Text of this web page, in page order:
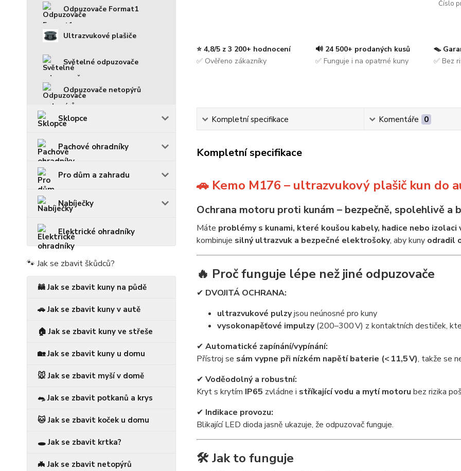
Odpuzovače Format1
Ultrazvukové plašiče
Světelné odpuzovače
Odpuzovače netopýrů
Sklopce
Pachové ohradníky
Pro dům a zahradu
Nabíječky
Elektrické ohradníky
🐾 Jak se zbavit škůdců?
🦝 Jak se zbavit kuny na půdě
🚗 Jak se zbavit kuny v autě
🏠 Jak se zbavit kuny ve střeše
🏡 Jak se zbavit kuny u domu
🐭 Jak se zbavit myší v domě
🐀 Jak se zbavit potkanů a krys
🐱 Jak se zbavit koček u domu
🕳️ Jak se zbavit krtka?
🦇 Jak se zbavit netopýrů
Číslo
⭐ 4,8/5 z 3 200+ hodnocení
✅ Ověřeno zákazníky
🔊 24 500+ prodaných kusů
✅ Funguje i na opatrné kuny
🪤
✅ Bez
Kompletní specifikace Komentáře 0
Kompletní specifikace
🚗 Kemo M176 – ultrazvukový plašič kun do
Ochrana motoru proti kunám – bezpečně, spolehlivě a
Máte problémy s kunami, které koušou kabely, hadice nebo
kombinuje silný ultrazvuk a bezpečné elektrošoky, aby kuny odradil
🔥 Proč funguje lépe než jiné odpuzovače
✔ DVOJITÁ OCHRANA:
ultrazvukové pulzyjsou neúnosné pro kuny
vysokonapěťové impulzy(200–300 V) z kontaktních destiček,
✔ Automatické zapínání/vypínání:
Přístroj se sám vypne při nízkém napětí baterie (< 11,5 V), takže se
✔ Voděodolný a robustní:
Kryt s krytím IP65 zvládne i stříkající vodu a mytí motoru bez rizika
✔ Indikace provozu:
Blikající LED dioda jasně ukazuje, že odpuzovač funguje.
🛠️ Jak to funguje